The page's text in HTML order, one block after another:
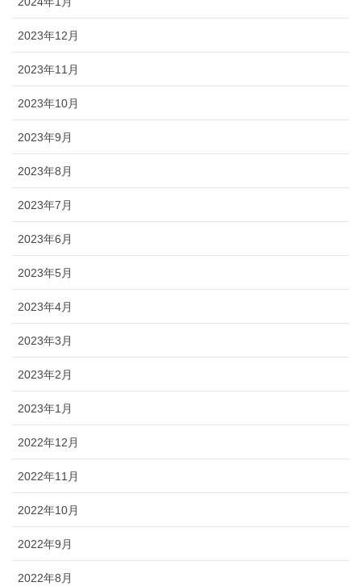
2023年12月
2023年11月
2023年10月
2023年9月
2023年8月
2023年7月
2023年6月
2023年5月
2023年4月
2023年3月
2023年2月
2023年1月
2022年12月
2022年11月
2022年10月
2022年9月
2022年8月